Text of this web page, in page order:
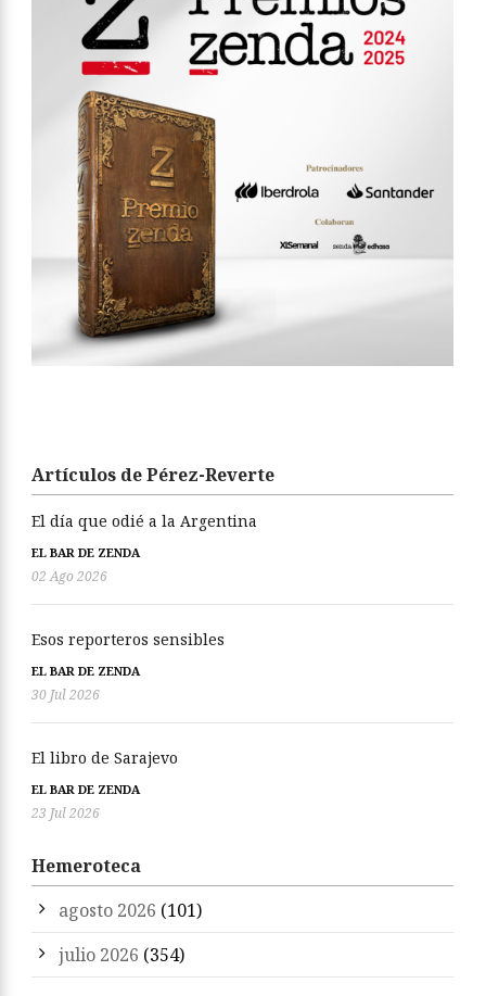
Artículos de Pérez-Reverte
El día que odié a la Argentina
EL BAR DE ZENDA
02 Ago 2026
Esos reporteros sensibles
EL BAR DE ZENDA
30 Jul 2026
El libro de Sarajevo
EL BAR DE ZENDA
23 Jul 2026
Hemeroteca
agosto 2026 (101)
julio 2026 (354)